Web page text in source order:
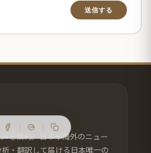
を集約。日本や海外のニュー
・翻訳して届ける日本唯一の